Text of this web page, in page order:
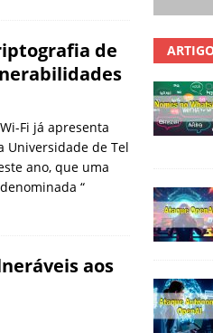
de
Fi já apresenta
Universidade de Tel
ano, que uma
“
​​aos